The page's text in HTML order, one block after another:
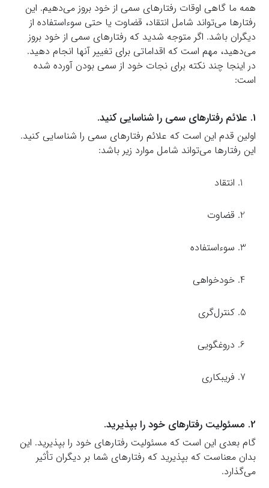
همه ما گاهی اوقات رفتارهای سمی از خود بروز می‌دهیم. این
رفتارها می‌تواند شامل انتقاد، قضاوت یا حتی سوءاستفاده از
دیگران باشد. اگر متوجه شدید که رفتارهای سمی از خود بروز
می‌دهید، مهم است که اقداماتی برای تغییر آنها انجام دهید.
در اینجا چند نکته برای نجات خود از سمی بودن آورده شده
است:
1. علائم رفتارهای سمی را شناسایی کنید.
اولین قدم این است که علائم رفتارهای سمی را شناسایی کنید.
این رفتارها می‌تواند شامل موارد زیر باشد:
انتقاد
قضاوت
سوءاستفاده
خودخواهی
کنترل‌گری
دروغگویی
فریبکاری
2. مسئولیت رفتارهای خود را بپذیرید.
گام بعدی این است که مسئولیت رفتارهای خود را بپذیرید. این
بدان معناست که بپذیرید که رفتارهای شما بر دیگران تأثیر
می‌گذارد.